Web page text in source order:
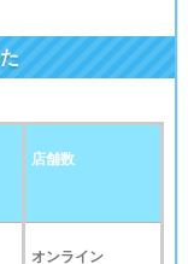
店舗数
オンライン